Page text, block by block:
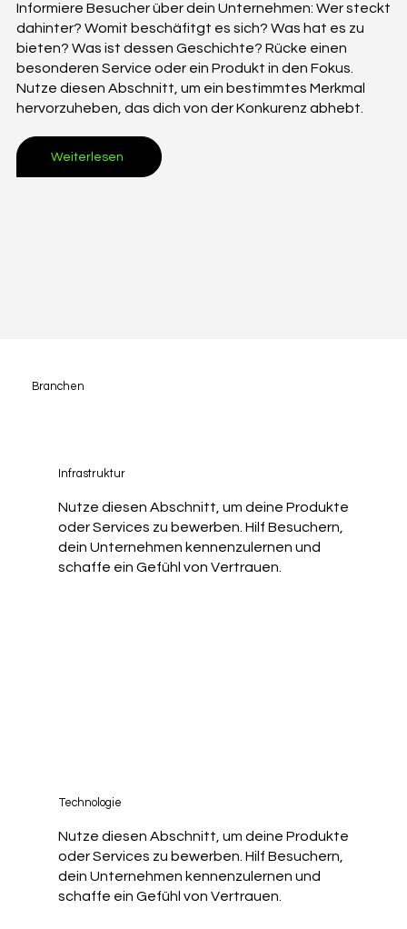
Informiere Besucher über dein Unternehmen: Wer steckt
dahinter? Womit beschäfitgt es sich? Was hat es zu
bieten? Was ist dessen Geschichte? Rücke einen
besonderen Service oder ein Produkt in den Fokus.
Nutze diesen Abschnitt, um ein bestimmtes Merkmal
hervorzuheben, das dich von der Konkurenz abhebt.
Weiterlesen
Nutze diesen Abschnitt, um deine Produkte
oder Services zu bewerben. Hilf Besuchern,
dein Unternehmen kennenzulernen und
schaffe ein Gefühl von Vertrauen.
Infrastruktur
Nutze diesen Abschnitt, um deine Produkte
oder Services zu bewerben. Hilf Besuchern,
dein Unternehmen kennenzulernen und
schaffe ein Gefühl von Vertrauen.
Technologie
Branchen